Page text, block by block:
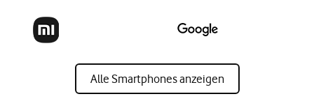
Alle Smartphones anzeigen